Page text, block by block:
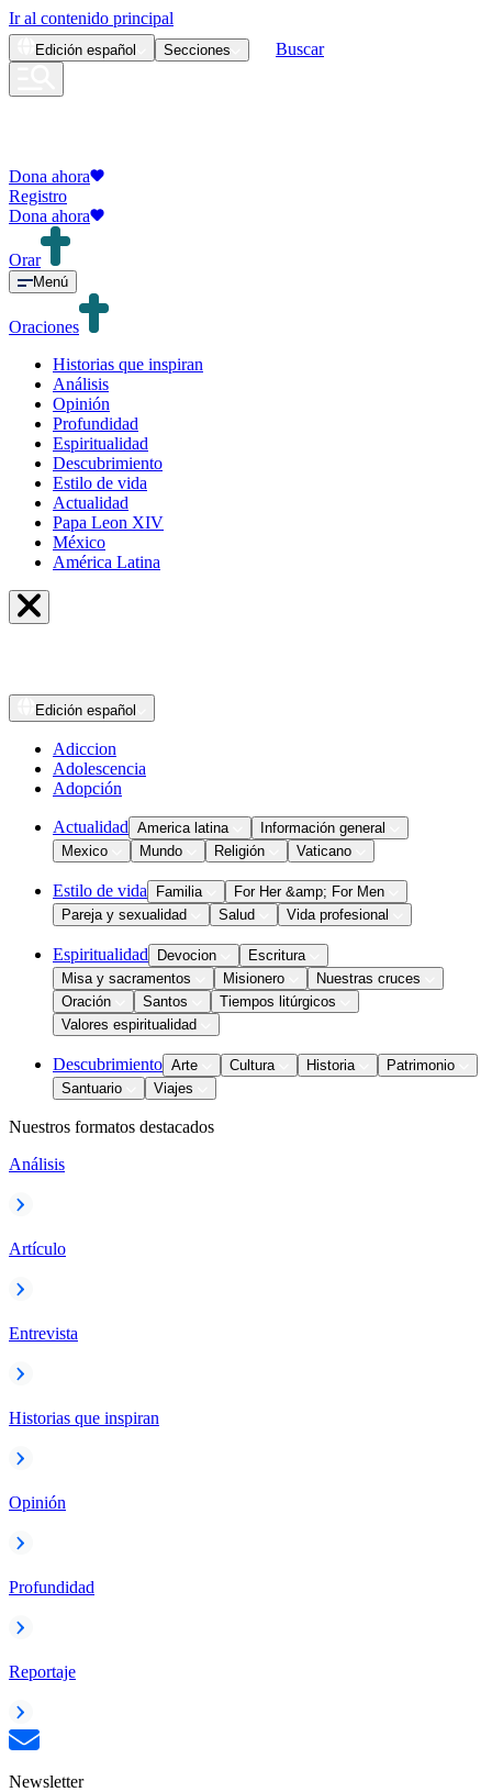
Ir al contenido principal
Edición español Secciones Buscar
Dona ahora
Registro
Dona ahora
Orar
Menú
Oraciones
Historias que inspiran
Análisis
Opinión
Profundidad
Espiritualidad
Descubrimiento
Estilo de vida
Actualidad
Papa Leon XIV
México
América Latina
Edición español
Adiccion
Adolescencia
Adopción
Actualidad America latina
Información general
Mexico
Mundo Religión Vaticano
Estilo de vida Familia
For Her &amp; For Men
Pareja y sexualidad
Salud Vida profesional
Espiritualidad Devocion
Escritura
Misa y sacramentos
Misionero
Nuestras cruces
Oración
Santos
Tiempos litúrgicos
Valores espiritualidad
Descubrimiento Arte Cultura Historia
Patrimonio
Santuario
Viajes
Nuestros formatos destacados
Análisis
Artículo
Entrevista
Historias que inspiran
Opinión
Profundidad
Reportaje
Newsletter